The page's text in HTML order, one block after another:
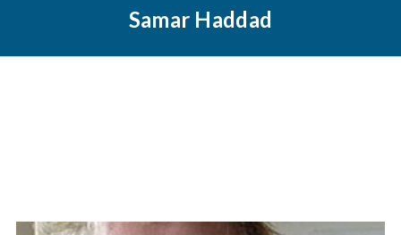
Samar Haddad